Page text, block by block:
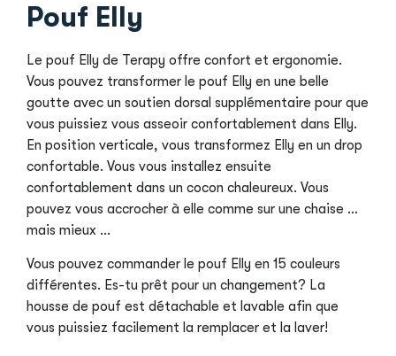
Pouf Elly
Le pouf Elly de Terapy offre confort et ergonomie.
Vous pouvez transformer le pouf Elly en une belle
goutte avec un soutien dorsal supplémentaire pour que
vous puissiez vous asseoir confortablement dans Elly.
En position verticale, vous transformez Elly en un drop
confortable. Vous vous installez ensuite
confortablement dans un cocon chaleureux. Vous
pouvez vous accrocher à elle comme sur une chaise …
mais mieux …
Vous pouvez commander le pouf Elly en 15 couleurs
différentes. Es-tu prêt pour un changement? La
housse de pouf est détachable et lavable afin que
vous puissiez facilement la remplacer et la laver!